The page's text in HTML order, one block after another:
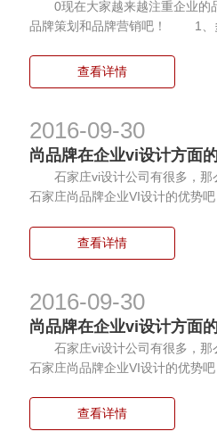
0现在大家越来越注重企业的品
品牌策划和品牌营销吧！ 1、
查看详情
2016-09-30
尚品牌在企业vi设计方面
石家庄vi设计公司有很多，那
石家庄尚品牌企业VI设计的优势
查看详情
2016-09-30
尚品牌在企业vi设计方面
石家庄vi设计公司有很多，那
石家庄尚品牌企业VI设计的优势
查看详情